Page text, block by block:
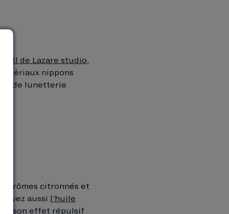
de Lazare studio
nippons
de lunetterie
arômes citronnés et
aussi l’huile
son effet répulsif